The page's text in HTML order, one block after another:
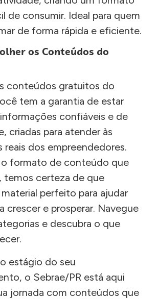
de consumir. Ideal para quem
de forma rápida e eficiente.
os Conteúdos do
conteúdos gratuitos do
tem a garantia de estar
confiáveis e de
criadas para atender às
reais dos empreendedores.
o formato de conteúdo que
temos certeza de que
perfeito para ajudar
crescer e prosperar. Navegue
e descubra o que
estágio do seu
o Sebrae/PR está aqui
jornada com conteúdos que